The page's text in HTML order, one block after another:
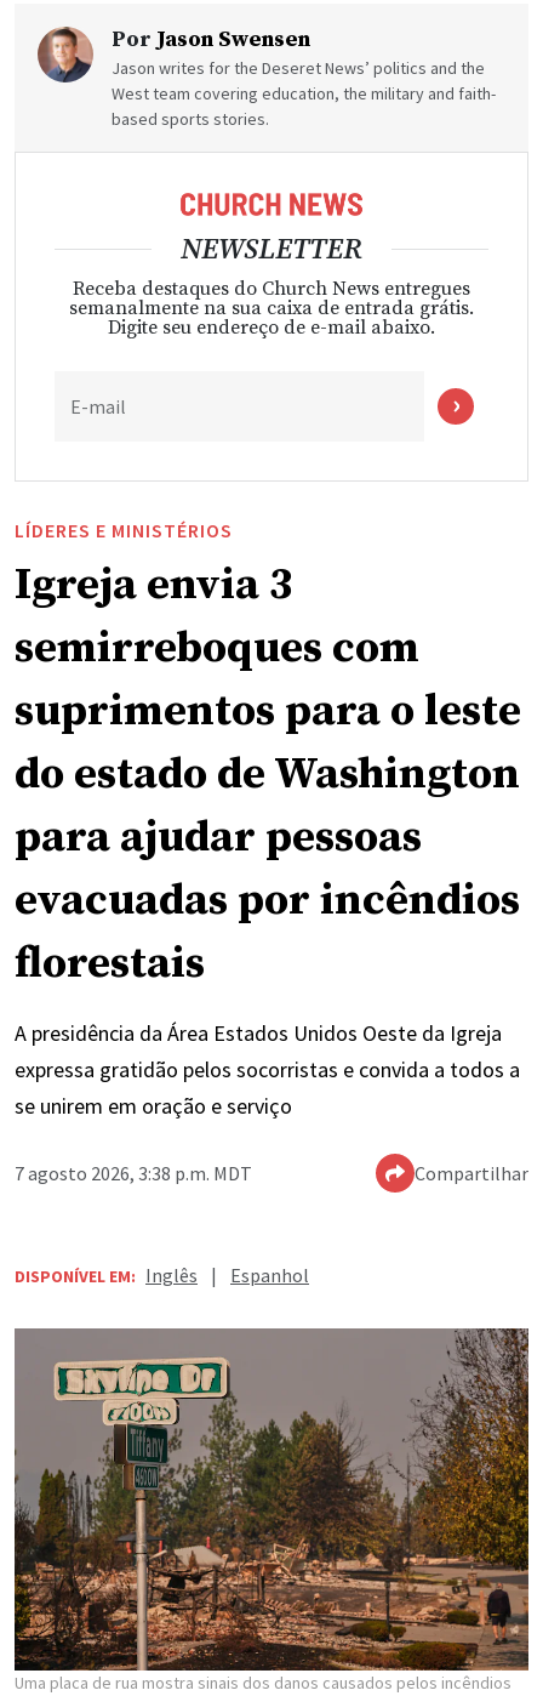
Por Jason Swensen
Jason writes for the Deseret News’ politics and the
West team covering education, the military and faith-
based sports stories.
NEWSLETTER
Receba destaques do Church News entregues
semanalmente na sua caixa de entrada grátis.
Digite seu endereço de e-mail abaixo.
E-mail
LÍDERES E MINISTÉRIOS
Igreja envia 3
semirreboques com
suprimentos para o leste
do estado de Washington
para ajudar pessoas
evacuadas por incêndios
florestais
A presidência da Área Estados Unidos Oeste da Igreja
expressa gratidão pelos socorristas e convida a todos a
se unirem em oração e serviço
7 agosto 2026, 3:38 p.m. MDT Compartilhar
DISPONÍVEL EM: Inglês | Espanhol
Uma placa de rua mostra sinais dos danos causados pelos incêndios